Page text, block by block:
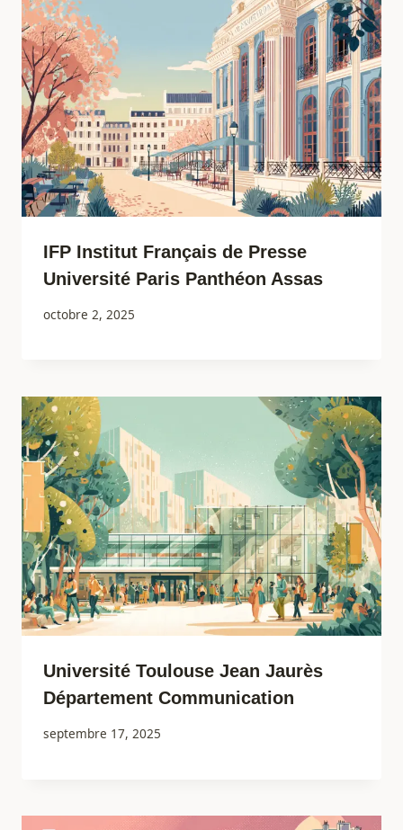
IFP Institut Français de Presse
Université Paris Panthéon Assas
octobre 2, 2025
Université Toulouse Jean Jaurès
Département Communication
septembre 17, 2025